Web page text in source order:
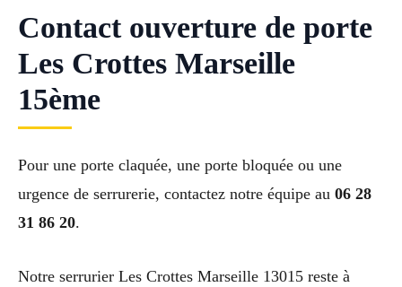
Contact ouverture de porte
Les Crottes Marseille
15ème
Pour une porte claquée, une porte bloquée ou une
urgence de serrurerie, contactez notre équipe au 06 28
31 86 20.
Notre serrurier Les Crottes Marseille 13015 reste à